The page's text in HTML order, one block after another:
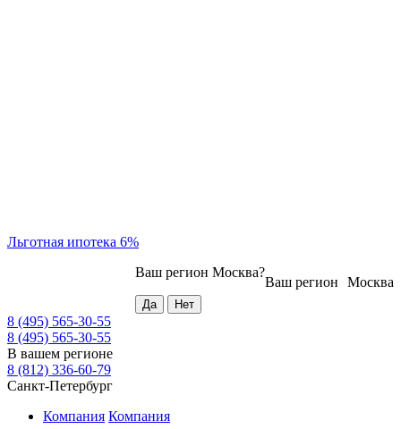
Льготная ипотека 6%
Москва
Ваш регион
Ваш регион Москва?
8 (495) 565-30-55
8 (495) 565-30-55
В вашем регионе
8 (812) 336-60-79
Санкт-Петербург
Компания Компания